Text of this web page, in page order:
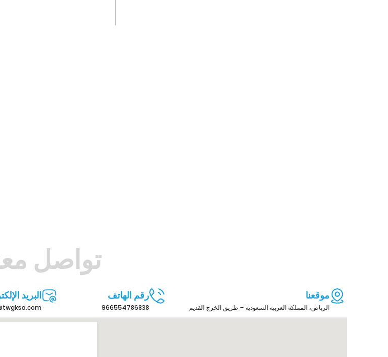
تواصل
البريد رقم الهاتف
966554786838
موقعنا
الرياض، المملكة العربية السعودية – طريق الخرج القديم